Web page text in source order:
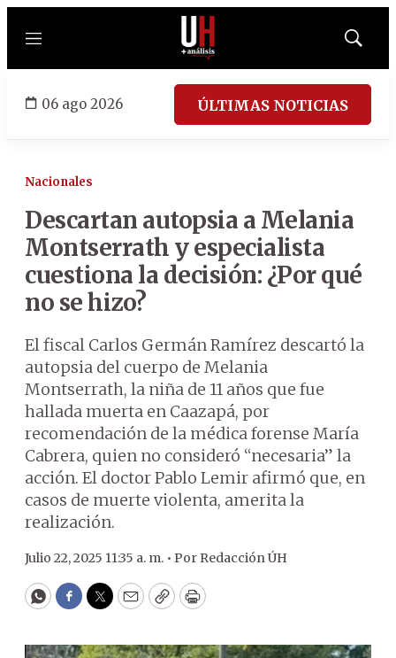
Menú
Mostrar
06 ago 2026 ÚLTIMAS NOTICIAS
Nacionales
Descartan autopsia a Melania
Montserrath y especialista
cuestiona la decisión: ¿Por qué
no se hizo?
El fiscal Carlos Germán Ramírez descartó la
autopsia del cuerpo de Melania
Montserrath, la niña de 11 años que fue
hallada muerta en Caazapá, por
recomendación de la médica forense María
Cabrera, quien no consideró “necesaria” la
acción. El doctor Pablo Lemir afirmó que, en
casos de muerte violenta, amerita la
realización.
Julio 22, 2025 11:35 a. m. • Por Redacción ÚH
WhatsApp
Facebook
Twitter
EmailCopyPrint